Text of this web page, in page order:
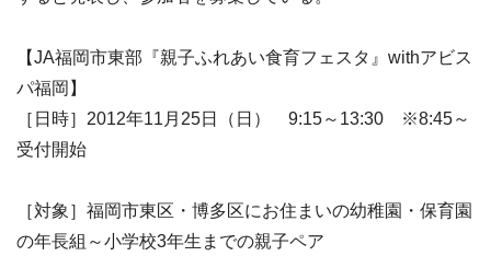
【JA福岡市東部『親子ふれあい食育フェスタ』withアビス
パ福岡】
［日時］2012年11月25日（日） 9:15～13:30 ※8:45～
受付開始
［対象］福岡市東区・博多区にお住まいの幼稚園・保育園
の年長組～小学校3年生までの親子ペア